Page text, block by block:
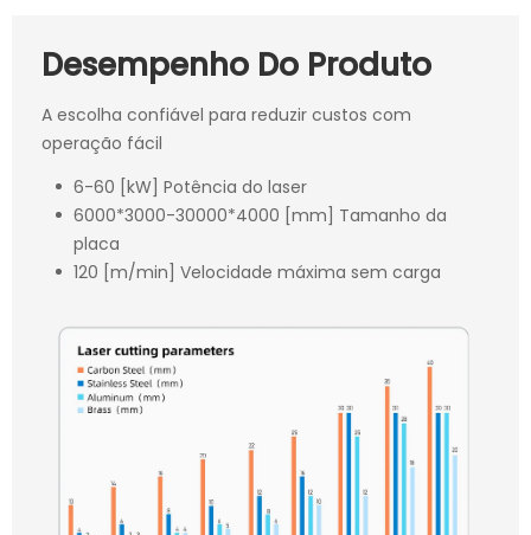
Desempenho Do Produto
A escolha confiável para reduzir custos com
operação fácil
6-60 [kW] Potência do laser
6000*3000-30000*4000 [mm] Tamanho da
placa
120 [m/min] Velocidade máxima sem carga